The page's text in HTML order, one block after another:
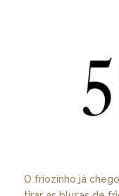
O friozinho já